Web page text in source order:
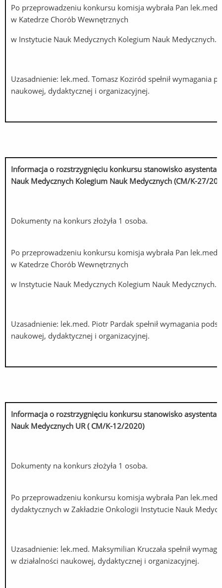
Po przeprowadzeniu konkursu komisja wybrała Pan
w Katedrze Chorób Wewnętrznych
w Instytucie Nauk Medycznych Kolegium Nauk Medycznych.
Uzasadnienie: lek.med. Tomasz Koziród spełnił wymagania
naukowej, dydaktycznej i organizacyjnej.
Informacja o rozstrzygnięciu konkursu stanowisko
Nauk Medycznych Kolegium Nauk Medycznych (CM/K-27/
Dokumenty na konkurs złożyła 1 osoba.
Po przeprowadzeniu konkursu komisja wybrała Pan
w Katedrze Chorób Wewnętrznych
w Instytucie Nauk Medycznych Kolegium Nauk Medycznych.
Uzasadnienie: lek.med. Piotr Pardak spełnił wymagania
naukowej, dydaktycznej i organizacyjnej.
Informacja o rozstrzygnięciu konkursu stanowisko asystenta
Nauk Medycznych UR ( CM/K-12/2020)
Dokumenty na konkurs złożyła 1 osoba.
Po przeprowadzeniu konkursu komisja wybrała Pan
dydaktycznych w Zakładzie Onkologii Instytucie Nauk
Uzasadnienie: lek.med. Maksymilian Kruczała spełnił
w działalności naukowej, dydaktycznej i organizacyjnej.